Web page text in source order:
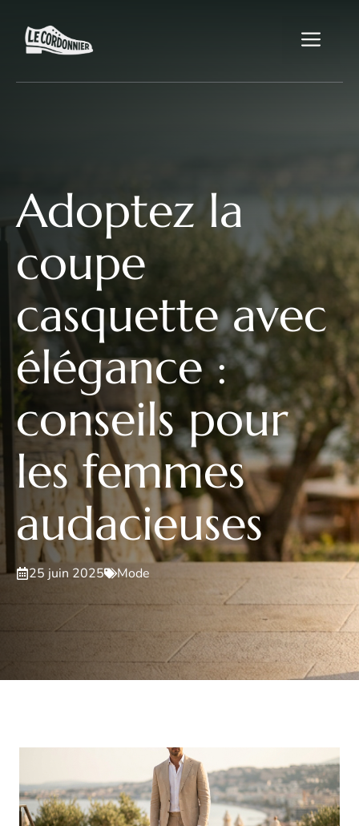
contenu
Adoptez la
coupe
casquette avec
élégance :
conseils pour
les femmes
audacieuses
25 juin 2025 Mode